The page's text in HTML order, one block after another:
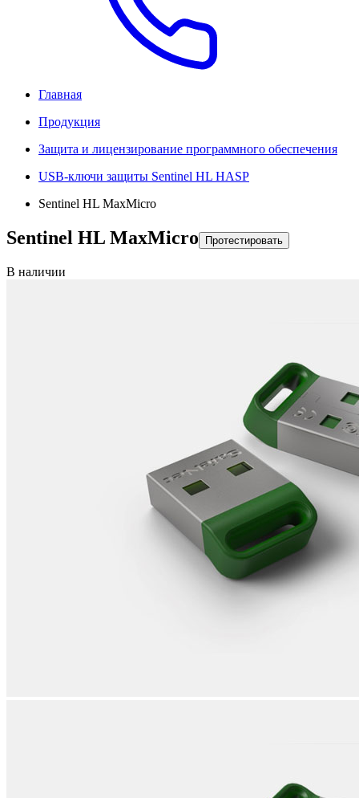
Главная
Продукция
Защита и лицензирование программного обеспечения
USB-ключи защиты Sentinel HL HASP
Sentinel HL MaxMicro
Sentinel HL MaxMicro Протестировать
В наличии